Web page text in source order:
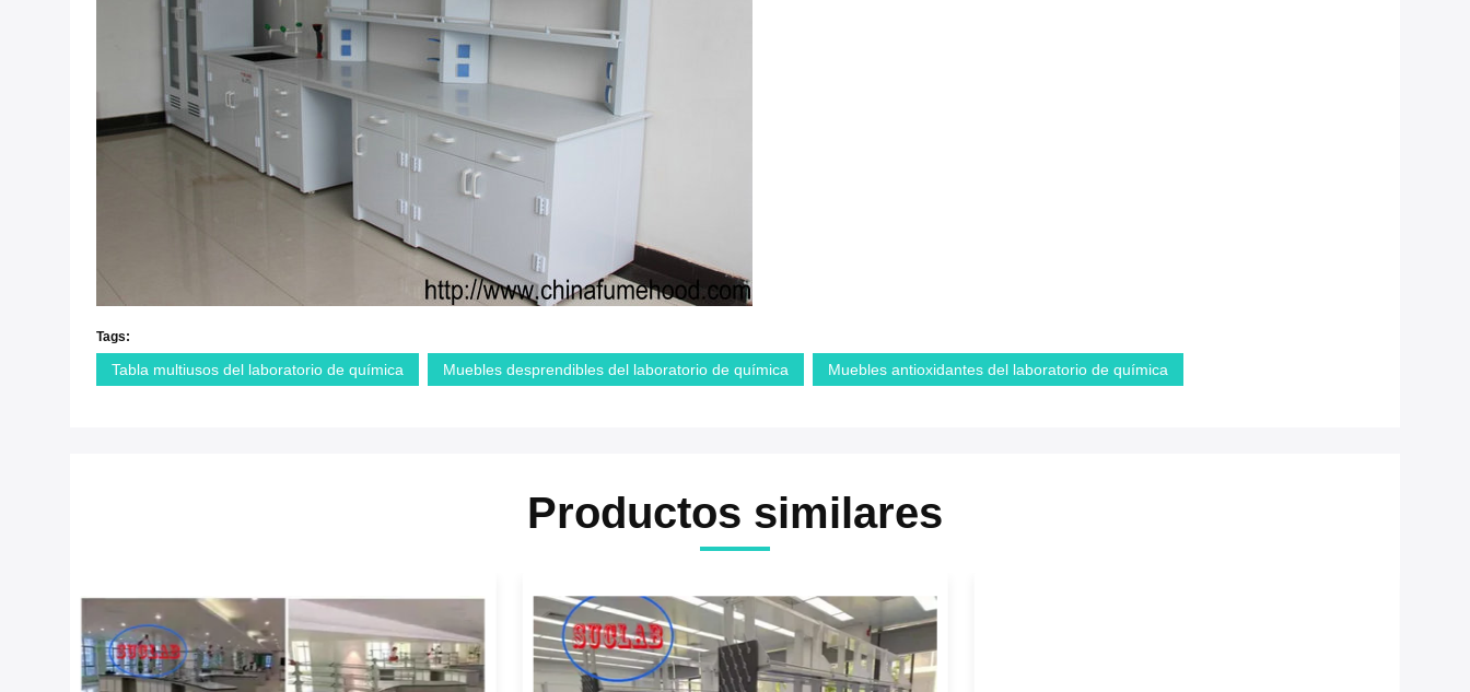
Tags:
Tabla multiusos del laboratorio de química Muebles desprendibles del laboratorio de química Muebles antioxidantes del laboratorio de química
Productos similares